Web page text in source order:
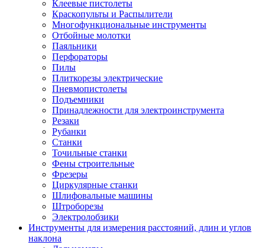
Клеевые пистолеты
Краскопульты и Распылители
Многофункциональные инструменты
Отбойные молотки
Паяльники
Перфораторы
Пилы
Плиткорезы электрические
Пневмопистолеты
Подъемники
Принадлежности для электроинструмента
Резаки
Рубанки
Станки
Точильные станки
Фены строительные
Фрезеры
Циркулярные станки
Шлифовальные машины
Штроборезы
Электролобзики
Инструменты для измерения расстояний, длин и углов
наклона